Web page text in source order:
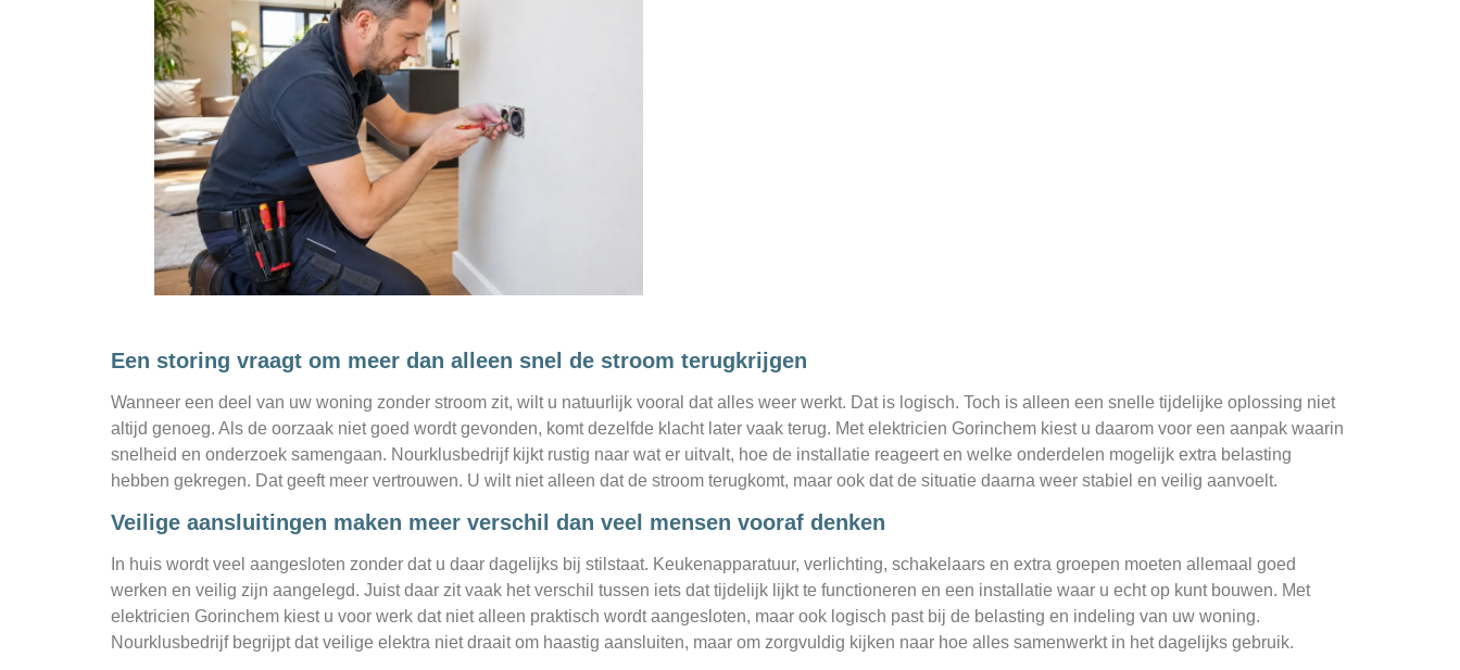
Een storing vraagt om meer dan alleen snel de stroom terugkrijgen
Wanneer een deel van uw woning zonder stroom zit, wilt u natuurlijk vooral dat alles weer werkt. Dat is logisch. Toch is alleen een snelle tijdelijke oplossing niet
altijd genoeg. Als de oorzaak niet goed wordt gevonden, komt dezelfde klacht later vaak terug. Met elektricien Gorinchem kiest u daarom voor een aanpak waarin
snelheid en onderzoek samengaan. Nourklusbedrijf kijkt rustig naar wat er uitvalt, hoe de installatie reageert en welke onderdelen mogelijk extra belasting
hebben gekregen. Dat geeft meer vertrouwen. U wilt niet alleen dat de stroom terugkomt, maar ook dat de situatie daarna weer stabiel en veilig aanvoelt.
Veilige aansluitingen maken meer verschil dan veel mensen vooraf denken
In huis wordt veel aangesloten zonder dat u daar dagelijks bij stilstaat. Keukenapparatuur, verlichting, schakelaars en extra groepen moeten allemaal goed
werken en veilig zijn aangelegd. Juist daar zit vaak het verschil tussen iets dat tijdelijk lijkt te functioneren en een installatie waar u echt op kunt bouwen. Met
elektricien Gorinchem kiest u voor werk dat niet alleen praktisch wordt aangesloten, maar ook logisch past bij de belasting en indeling van uw woning.
Nourklusbedrijf begrijpt dat veilige elektra niet draait om haastig aansluiten, maar om zorgvuldig kijken naar hoe alles samenwerkt in het dagelijks gebruik.